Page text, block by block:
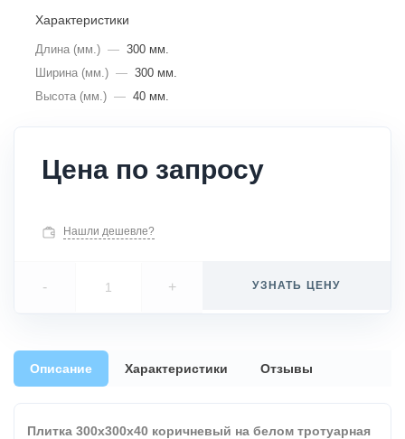
Характеристики
Длина (мм.) — 300 мм.
Ширина (мм.) — 300 мм.
Высота (мм.) — 40 мм.
Цена по запросу
Нашли дешевле?
- + УЗНАТЬ ЦЕНУ
Описание Характеристики Отзывы
Плитка 300х300х40 коричневый на белом тротуарная